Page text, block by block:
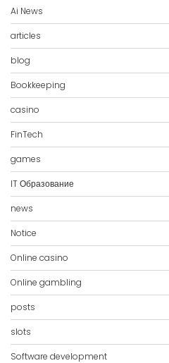
Ai News
articles
blog
Bookkeeping
casino
FinTech
games
IT Образование
news
Notice
Online casino
Online gambling
posts
slots
Software development